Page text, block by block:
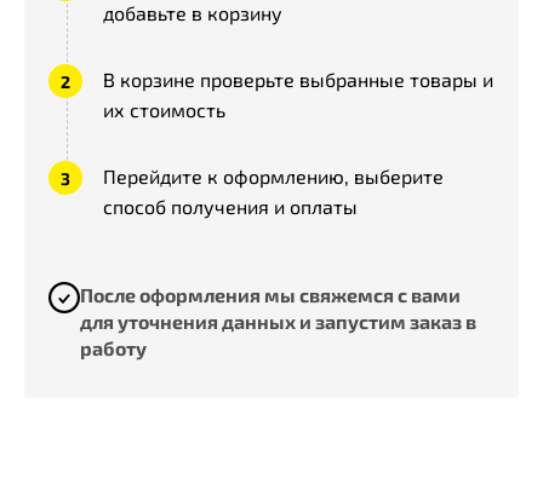
добавьте в корзину
В корзине проверьте выбранные товары и
их стоимость
Перейдите к оформлению, выберите
способ получения и оплаты
После оформления мы свяжемся с вами
для уточнения данных и запустим заказ в
работу